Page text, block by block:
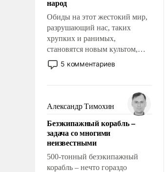
народ
Обиды на этот жестокий мир,
разрушающий нас, таких
хрупких и ранимых,
становятся новым культом,
постепенно вытесняя и
отменяя традиционное
мужественным и твердым под
ударами судьбы, брать на себя
ответственность, помогать
слабым, идти вперед и
адаптироваться.
5 комментариев
Александр Тимохин
Безэкипажный корабль –
задача со многими
неизвестными
500-тонный безэкипажный
корабль – нечто гораздо